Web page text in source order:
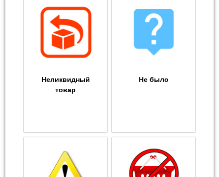
Неликвидный
товар
Не было